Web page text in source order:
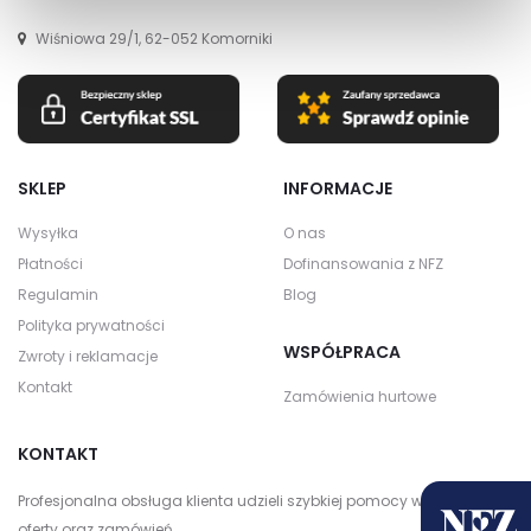
Wiśniowa 29/1, 62-052 Komorniki
SKLEP
Wysyłka
Płatności
Regulamin
Polityka prywatności
Zwroty i reklamacje
Kontakt
INFORMACJE
O nas
Dofinansowania z NFZ
Blog
WSPÓŁPRACA
Zamówienia hurtowe
KONTAKT
Profesjonalna obsługa klienta udzieli szybkiej pomocy w zakresie